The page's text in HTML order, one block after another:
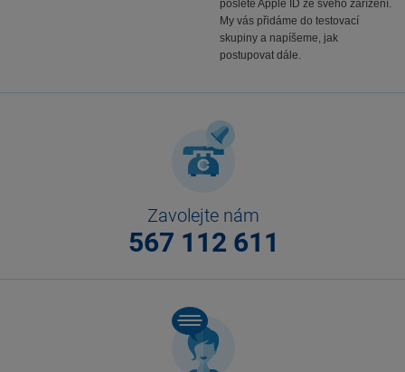
pošlete Apple ID ze svého zařízení.
My vás přidáme do testovací
skupiny a napíšeme, jak
postupovat dále.
Zavolejte nám
567 112 611